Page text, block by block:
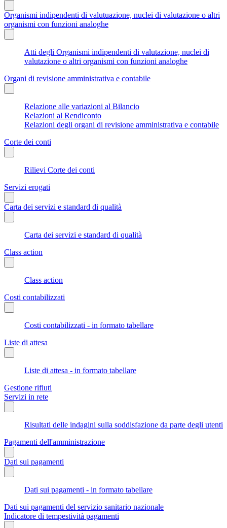
Organismi indipendenti di valutuazione, nuclei di valutazione o altri
organismi con funzioni analoghe
Atti degli Organismi indipendenti di valutazione, nuclei di
valutazione o altri organismi con funzioni analoghe
Organi di revisione amministrativa e contabile
Relazione alle variazioni al Bilancio
Relazioni al Rendiconto
Relazioni degli organi di revisione amministrativa e contabile
Corte dei conti
Rilievi Corte dei conti
Servizi erogati
Carta dei servizi e standard di qualità
Carta dei servizi e standard di qualità
Class action
Class action
Costi contabilizzati
Costi contabilizzati - in formato tabellare
Liste di attesa
Liste di attesa - in formato tabellare
Gestione rifiuti
Servizi in rete
Risultati delle indagini sulla soddisfazione da parte degli utenti
Pagamenti dell'amministrazione
Dati sui pagamenti
Dati sui pagamenti - in formato tabellare
Dati sui pagamenti del servizio sanitario nazionale
Indicatore di tempestività pagamenti